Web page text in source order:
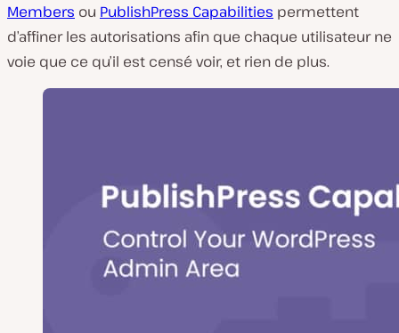
Members ou PublishPress Capabilities permettent
d’affiner les autorisations afin que chaque utilisateur ne
voie que ce qu’il est censé voir, et rien de plus.